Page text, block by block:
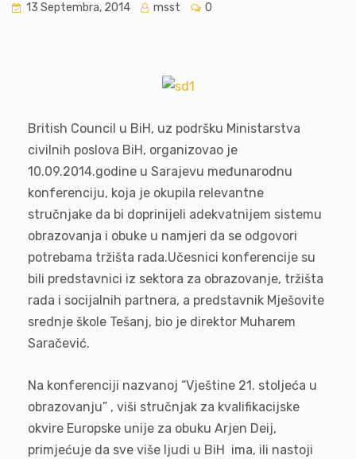
13 Septembra, 2014 msst 0
British Council u BiH, uz podršku Ministarstva
civilnih poslova BiH, organizovao je
10.09.2014.godine u Sarajevu međunarodnu
konferenciju, koja je okupila relevantne
stručnjake da bi doprinijeli adekvatnijem sistemu
obrazovanja i obuke u namjeri da se odgovori
potrebama tržišta rada.Učesnici konferencije su
bili predstavnici iz sektora za obrazovanje, tržišta
rada i socijalnih partnera, a predstavnik Mješovite
srednje škole Tešanj, bio je direktor Muharem
Saračević.
Na konferenciji nazvanoj “Vještine 21. stoljeća u
obrazovanju” , viši stručnjak za kvalifikacijske
okvire Europske unije za obuku Arjen Deij,
primjećuje da sve više ljudi u BiH ima, ili nastoji